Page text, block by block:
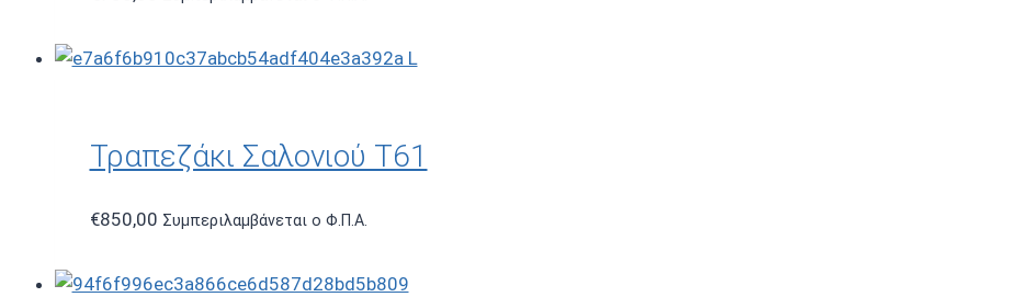
Τραπεζάκι Σαλονιού T61
€850,00 Συμπεριλαμβάνεται ο Φ.Π.Α.